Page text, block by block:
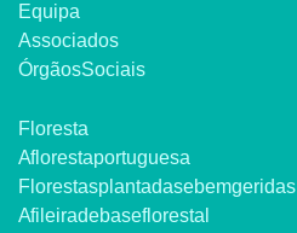
Equipa
Associados
Órgãos Sociais
Floresta
A floresta portuguesa
Florestas plantadas e bem geridas
A fileira de base florestal